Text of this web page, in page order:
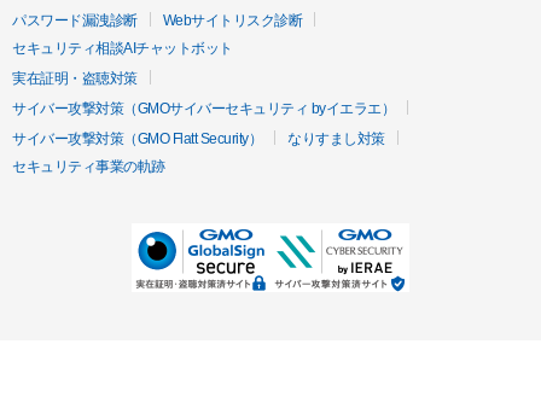
パスワード漏洩診断
Webサイトリスク診断
セキュリティ相談AIチャットボット
実在証明・盗聴対策
サイバー攻撃対策（GMOサイバーセキュリティ byイエラエ）
サイバー攻撃対策（GMO Flatt Security）
なりすまし対策
セキュリティ事業の軌跡